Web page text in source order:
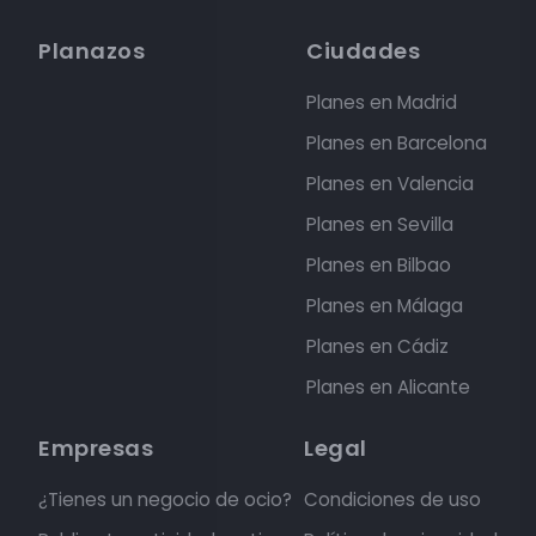
Planazos Ciudades
Planes en Madrid
Planes en Barcelona
Planes en Valencia
Planes en Sevilla
Planes en Bilbao
Planes en Málaga
Planes en Cádiz
Planes en Alicante
Empresas
¿Tienes un negocio de ocio?
Legal
Condiciones de uso